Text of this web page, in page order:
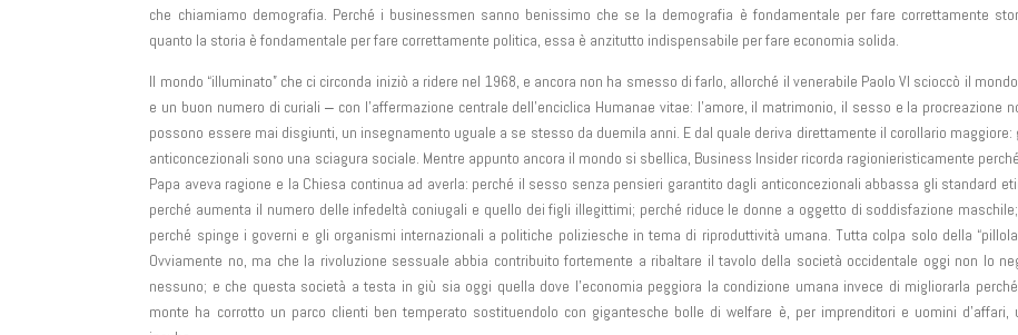
che chiamiamo demografia. Perché i businessmen sanno benissimo che se la demografia è fondamentale per fare correttamente
quanto la storia è fondamentale per fare correttamente politica, essa è anzitutto indispensabile per fare economia solida.
Il mondo “illuminato” che ci circonda iniziò a ridere nel 1968, e ancora non ha smesso di farlo, allorché il venerabile Paolo VI scioccò il
e un buon numero di curiali ‒ con l’affermazione centrale dell’enciclica Humanae vitae: l’amore, il matrimonio, il sesso e la procreazione
possono essere mai disgiunti, un insegnamento uguale a se stesso da duemila anni. E dal quale deriva direttamente il corollario maggiore:
anticoncezionali sono una sciagura sociale. Mentre appunto ancora il mondo si sbellica, Business Insider ricorda ragionieristicamente
Papa aveva ragione e la Chiesa continua ad averla: perché il sesso senza pensieri garantito dagli anticoncezionali abbassa gli standard
perché aumenta il numero delle infedeltà coniugali e quello dei figli illegittimi; perché riduce le donne a oggetto di soddisfazione
perché spinge i governi e gli organismi internazionali a politiche poliziesche in tema di riproduttività umana. Tutta colpa solo della
Ovviamente no, ma che la rivoluzione sessuale abbia contribuito fortemente a ribaltare il tavolo della società occidentale oggi non lo
nessuno; e che questa società a testa in giù sia oggi quella dove l’economia peggiora la condizione umana invece di migliorarla
monte ha corrotto un parco clienti ben temperato sostituendolo con gigantesche bolle di welfare è, per imprenditori e uomini d’affari,